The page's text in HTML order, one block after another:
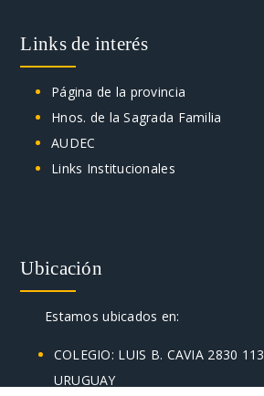
Links de interés
Página de la provincia
Hnos. de la Sagrada Familia
AUDEC
Links Institucionales
Ubicación
Estamos ubicados en:
COLEGIO: LUIS B. CAVIA 2830
URUGUAY